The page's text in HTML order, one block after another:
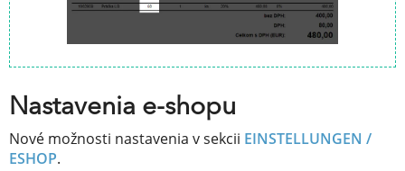
Nastavenia e-shopu
Nové možnosti nastavenia v sekcii EINSTELLUNGEN /
ESHOP.